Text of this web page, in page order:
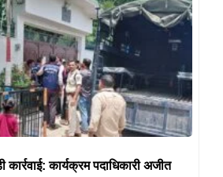
कार्यक्रम पदाधिकारी अजीत